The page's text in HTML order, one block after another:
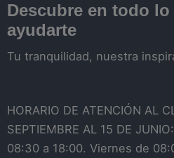
Descubre en todo
ayudarte
Tu tranquilidad, nuestra
HORARIO DE ATENCIÓN AL
SEPTIEMBRE AL 15 DE
08:30 a 18:00. Viernes de